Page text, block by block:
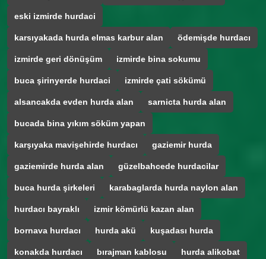
eski izmirde hurdaci
karsıyakada hurda elmas karbur alan ödemişde hurdacı
izmirde geri dönüşüm izmirde bina sokumu
buca şirinyerde hurdaci izmirde çati sökümü
alsancakda evden hurda alan sarnicta hurda alan
bucada bina yıkım söküm yapan
karşıyaka mavişehirde hurdacı gaziemir hurda
gaziemirde hurda alan güzelbahcede hurdacilar
buca hurda şirkeleri karabaglarda hurda naylon alan
hurdacı bayraklı izmir kömürlü kazan alan
bornava hurdacı hurda akü kuşadası hurda
konakda hurdacı bırajman kablosu hurda alikobat